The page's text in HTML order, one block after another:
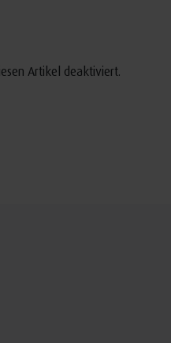
Artikel deaktiviert.